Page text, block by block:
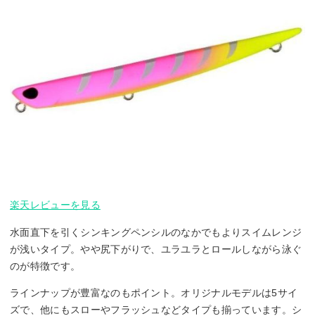
楽天レビューを見る
水面直下を引くシンキングペンシルのなかでもよりスイムレンジ
が浅いタイプ。やや尻下がりで、ユラユラとロールしながら泳ぐ
のが特徴です。
ラインナップが豊富なのもポイント。オリジナルモデルは5サイ
ズで、他にもスローやフラッシュなどタイプも揃っています。シ